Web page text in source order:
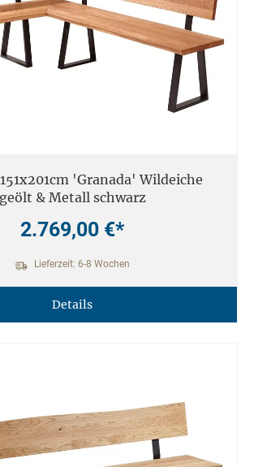
'Granada' Wildeiche
geölt & Metall schwarz
2.769,00 €*
Lieferzeit: 6-8 Wochen
Details